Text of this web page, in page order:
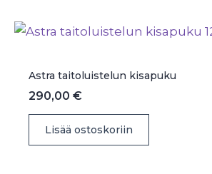
Astra taitoluistelun kisapuku
290,00 €
Lisää ostoskoriin